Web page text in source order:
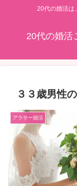
20代の婚活は
20代の婚活
３３歳男性
アラサー婚活